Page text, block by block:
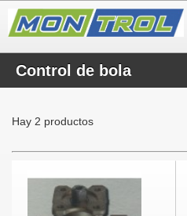
Control de bola
Hay 2 productos